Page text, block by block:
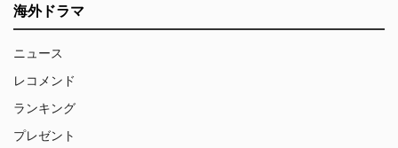
海外ドラマ
ニュース
レコメンド
ランキング
プレゼント